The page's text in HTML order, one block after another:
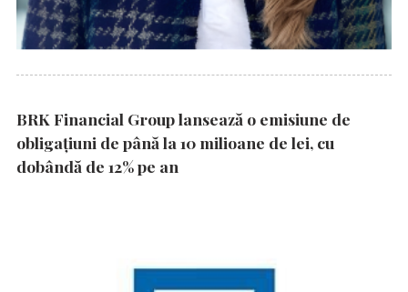
BRK Financial Group lansează o emisiune de
obligațiuni de până la 10 milioane de lei, cu
dobândă de 12% pe an